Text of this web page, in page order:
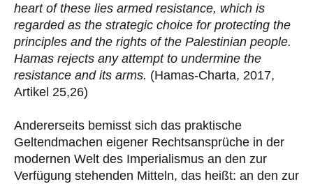
heart of these lies armed resistance, which is
regarded as the strategic choice for protecting the
principles and the rights of the Palestinian people.
Hamas rejects any attempt to undermine the
resistance and its arms. (Hamas-Charta, 2017,
Artikel 25,26)
Andererseits bemisst sich das praktische
Geltendmachen eigener Rechtsansprüche in der
modernen Welt des Imperialismus an den zur
Verfügung stehenden Mitteln, das heißt: an den zur